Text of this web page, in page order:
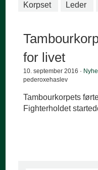
Korpset Leder
for livet
10. september 2016 ·
pederoxehaslev
Tambourkorpets
Fighterholdet